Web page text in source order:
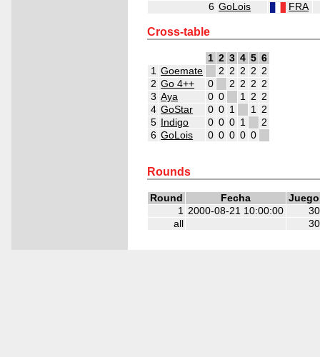
6 GoLois FRA
Cross-table
1 2 3 4 5 6
1 Goemate 2 2 2 2 2
2 Go 4++ 0 2 2 2 2
3 Aya 0 0 1 2 2
4 GoStar 0 0 1 1 2
5
Indigo 0 0 0 1
2
6 GoLois 0 0 0 0 0
Rounds
Round Fecha
Juego
1
2000-08-21 10:00:00
30
all
30